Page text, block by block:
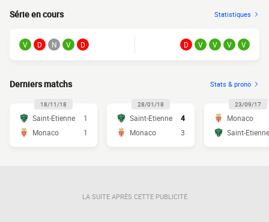
Série en cours Statistiques
V D N V D D V V V V
Derniers matchs Stats & prono
18/11/18
Saint-Etienne
1
Monaco
1
28/01/18
Saint-Etienne
4
Monaco
3
23/09/17
Monaco
Saint-Etienne
LA SUITE APRÈS CETTE PUBLICITÉ